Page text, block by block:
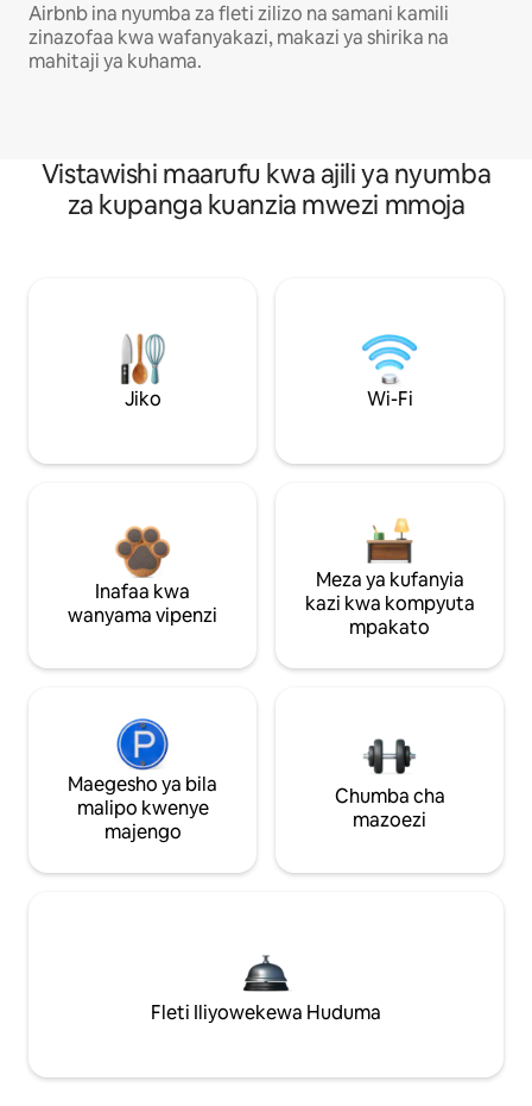
Airbnb ina nyumba za fleti zilizo na samani kamili
zinazofaa kwa wafanyakazi, makazi ya shirika na
mahitaji ya kuhama.
Vistawishi maarufu kwa ajili ya nyumba
za kupanga kuanzia mwezi mmoja
Jiko Wi-Fi
Inafaa kwa
wanyama vipenzi
Meza ya kufanyia
kazi kwa kompyuta
mpakato
Maegesho ya bila
malipo kwenye
majengo
Chumba cha
mazoezi
Fleti Iliyowekewa Huduma